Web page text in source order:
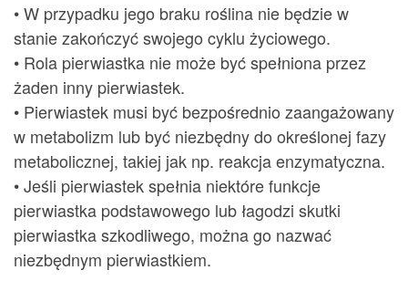
• W przypadku jego braku roślina nie będzie w
stanie zakończyć swojego cyklu życiowego.
• Rola pierwiastka nie może być spełniona przez
żaden inny pierwiastek.
• Pierwiastek musi być bezpośrednio zaangażowany
w metabolizm lub być niezbędny do określonej fazy
metabolicznej, takiej jak np. reakcja enzymatyczna.
• Jeśli pierwiastek spełnia niektóre funkcje
pierwiastka podstawowego lub łagodzi skutki
pierwiastka szkodliwego, można go nazwać
niezbędnym pierwiastkiem.